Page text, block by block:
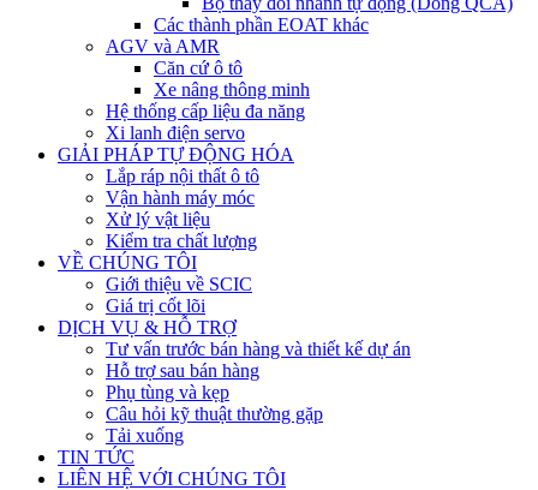
Các thành phần EOAT khác
AGV và AMR
Căn cứ ô tô
Xe nâng thông minh
Hệ thống cấp liệu đa năng
Xi lanh điện servo
GIẢI PHÁP TỰ ĐỘNG HÓA
Lắp ráp nội thất ô tô
Vận hành máy móc
Xử lý vật liệu
Kiểm tra chất lượng
VỀ CHÚNG TÔI
Giới thiệu về SCIC
Giá trị cốt lõi
DỊCH VỤ & HỖ TRỢ
Tư vấn trước bán hàng và thiết kế dự án
Hỗ trợ sau bán hàng
Phụ tùng và kẹp
Câu hỏi kỹ thuật thường gặp
Tải xuống
TIN TỨC
LIÊN HỆ VỚI CHÚNG TÔI